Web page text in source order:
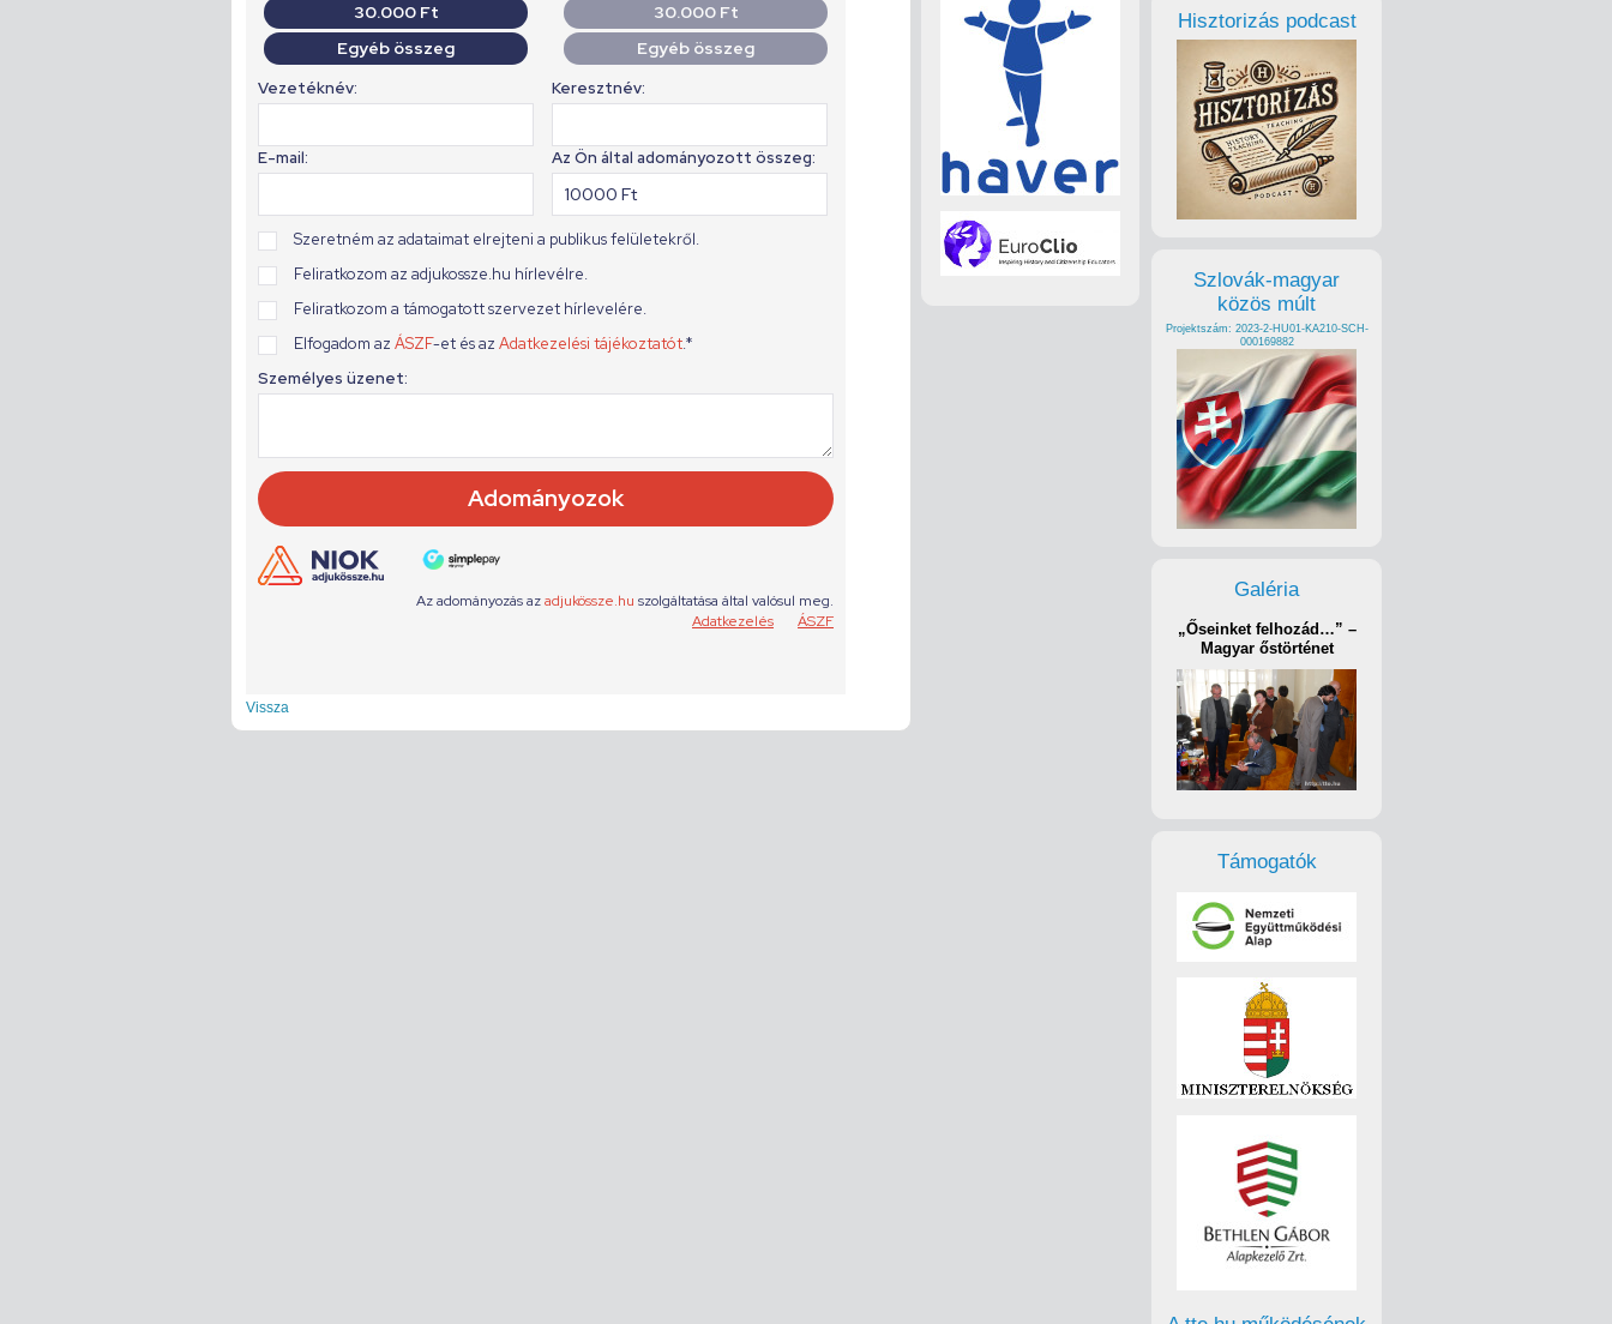
Vissza
Hisztorizás podcast
Szlovák-magyar
közös múlt
Projektszám: 2023-2-HU01-KA210-SCH-
000169882
Galéria
„Őseinket felhozád…” –
Magyar őstörténet
Támogatók